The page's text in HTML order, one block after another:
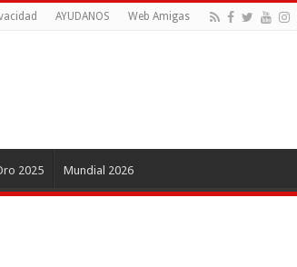
AYUDANOS Web Amigas
2025 Mundial 2026